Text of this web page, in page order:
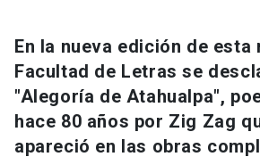
Universidad
Información para keyboard_arrow_down
Futuros estudiantes
Go to english site launch
En la nueva edición de esta
Facultad de Letras se
"Alegoría de Atahualpa",
hace 80 años por Zig Zag
apareció en las obras